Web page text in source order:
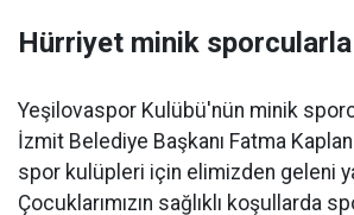
Hürriyet minik
Yeşilovaspor Kulübü'nün minik
İzmit Belediye Başkanı Fatma
spor kulüpleri için elimizden geleni
Çocuklarımızın sağlıklı koşullarda